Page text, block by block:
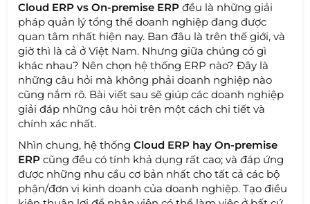
Cloud ERP vs On-premise ERPđều là những giải
pháp quản lý tổng thể doanh nghiệp đang được
quan tâm nhất hiện nay. Ban đâu là trên thế giới, và
giờ thì là cả ở Việt Nam. Nhưng giữa chúng có gì
khác nhau? Nên chọn hệ thống ERP nào? Đây là
những câu hỏi mà không phải doanh nghiệp nào
cũng nắm rõ. Bài viết sau sẽ giúp các doanh nghiệp
giải đáp những câu hỏi trên một cách chi tiết và
chính xác nhất.
Nhìn chung, hệ thốngCloud ERP hay On-premise
ERP cũng đều có tính khả dụng rất cao; và đáp ứng
được những nhu cầu cơ bản nhất cho tất cả các bộ
phận/đơn vị kinh doanh của doanh nghiệp. Tạo điều